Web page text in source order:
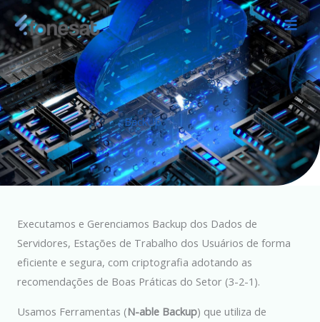
para
o
conteúdo
BackUp
Executamos e Gerenciamos Backup dos Dados de
Servidores, Estações de Trabalho dos Usuários de forma
eficiente e segura, com criptografia adotando as
recomendações de Boas Práticas do Setor (3-2-1).
Usamos Ferramentas (N-able Backup) que utiliza de